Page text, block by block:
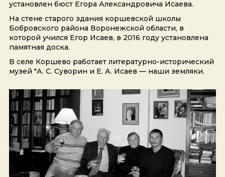
установлен бюст Егора Александровича Исаева.
На стене старого здания коршевской школы
Бобровского района Воронежской области, в
которой учился Егор Исаев, в 2016 году установлена
памятная доска.
В селе Коршево работает литературно-исторический
музей "А. С. Суворин и Е. А. Исаев — наши земляки.